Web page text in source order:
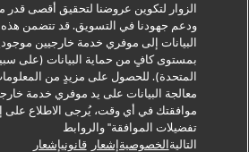
معلومات إضافية
إعدادات ملفات تعريف الارتباط
الزوار لتكوين عروضنا لتحقيق أقصى قدر
ودعم جهودنا في التسويق. قد تتضمن هذه
البيانات إلى موفري خدمة خارجيين
بمستوى كافٍ من حماية البيانات (على
المتحدة). للحصول على مزيدٍ من
معالجة البيانات على يد موفري خدمة
موافقتك في أي وقت، يُرجى الاطلاع على
تفضيلات الموافقة" والروابط
التالية الخصوصيةإشعار قانونيإشعار